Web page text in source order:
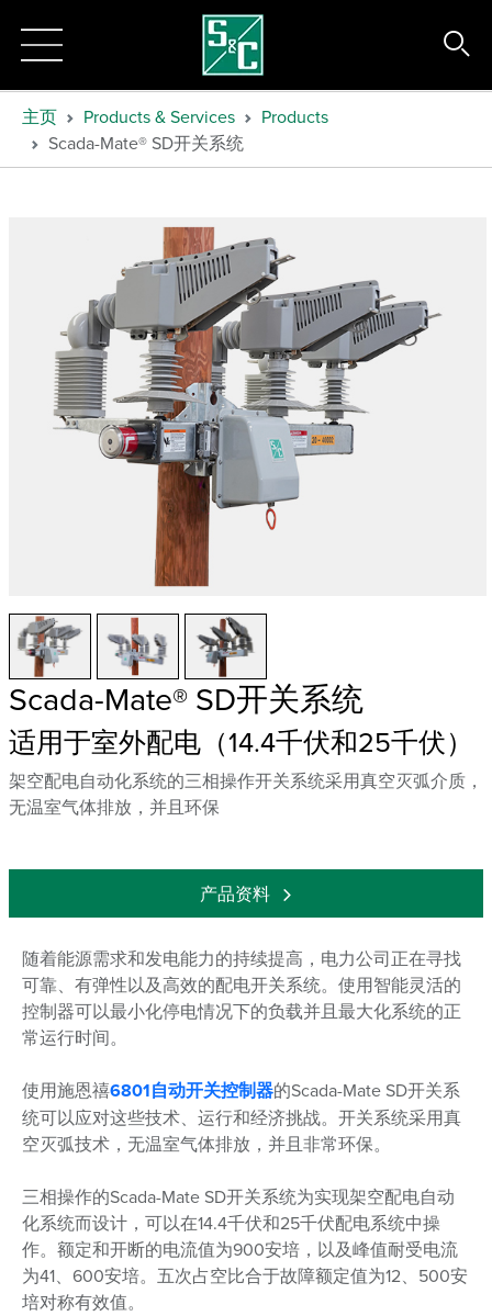
主页 Products & Services
Products
Scada-Mate® SD开关系统
Scada-Mate® SD开关系统
适用于室外配电（14.4千伏和25千伏）
架空配电自动化系统的三相操作开关系统采用真空灭弧介质，
无温室气体排放，并且环保
产品资料
随着能源需求和发电能力的持续提高，电力公司正在寻找
可靠、有弹性以及高效的配电开关系统。使用智能灵活的
控制器可以最小化停电情况下的负载并且最大化系统的正
常运行时间。
使用施恩禧6801自动开关控制器的Scada-Mate SD开关系
统可以应对这些技术、运行和经济挑战。开关系统采用真
空灭弧技术，无温室气体排放，并且非常环保。
三相操作的Scada-Mate SD开关系统为实现架空配电自动
化系统而设计，可以在14.4千伏和25千伏配电系统中操
作。额定和开断的电流值为900安培，以及峰值耐受电流
为41、600安培。五次占空比合于故障额定值为12、500安
培对称有效值。